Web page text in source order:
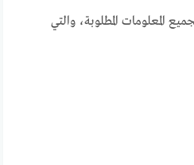
المعلومات المطلوبة، والتي